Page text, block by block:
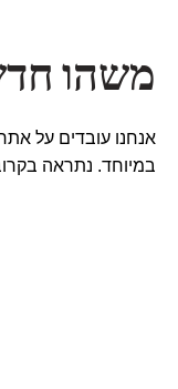
משהו
אנחנו עובדים על
במיוחד. נתראה